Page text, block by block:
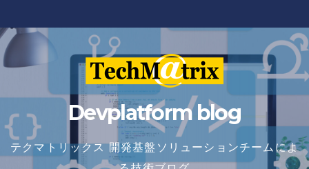
to
content
Devplatform blog
テクマトリックス 開発基盤ソリューションチームによ